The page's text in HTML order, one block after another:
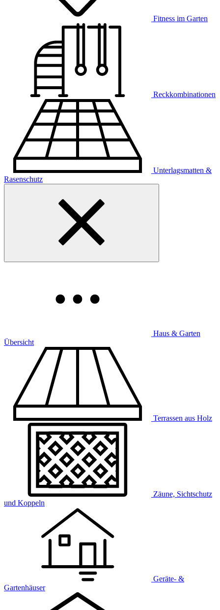
Fitness im Garten
Reckkombinationen
Unterlagsmatten &
Rasenschutz
Haus & Garten
Übersicht
Terrassen aus Holz
Zäune, Sichtschutz
und Koppeln
Geräte- &
Gartenhäuser